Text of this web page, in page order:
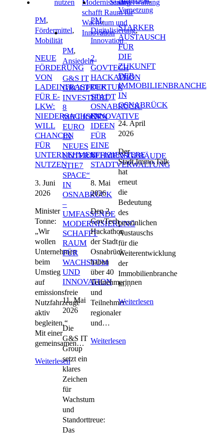
PM,
Fördermittel,
Mobilität
NEUE
FÖRDERUNG
VON
LADEINFRASTRUKTUR
FÜR E-
LKW:
NIEDERSACHSEN
WILL
CHANCEN
FÜR
UNTERNEHMEN
NUTZEN
3. Juni
2026
Minister
Tonne:
„Wir
wollen
Unternehmen
beim
Umstieg
auf
emissionsfreie
Nutzfahrzeuge
aktiv
begleiten.“
Mit einer
gemeinsamen…
Weiterlesen
PM,
Ansiedeln
G&S IT
GROUP
INVESTIERT
8
MILLIONEN
EURO
IN
NEUES
UNTERNEHMENSGEBÄUDE
„TIE7
SPACE“
IN
OSNABRÜCK
–
UMFASSENDE
MODERNISIERUNG
SCHAFFT
RAUM
FÜR
WACHSTUM
UND
INNOVATION
11. Mai
2026
Die
G&S IT
Group
setzt ein
klares
Zeichen
für
Wachstum
und
Standorttreue:
Das
PM,
Digitalisierung,
Innovation
2.
GOVTECH
HACKATHON
DER
STADT
OSNABRÜCK:
INNOVATIVE
IDEEN
FÜR
EINE
EFFIZIENTERE
STADTVERWALTUNG
8. Mai
2026
Den 2.
GovTech
Hackathon
der Stadt
Osnabrück
haben
über 40
Teilnehmerinnen
und
Teilnehmer
regionaler
und…
Weiterlesen
Vernetzung
STARKER
AUSTAUSCH
FÜR
DIE
ZUKUNFT
DER
IMMOBILIENBRANCHE
IN
OSNABRÜCK
24. April
2026
Der
Stadt.Immo.Talk
hat
erneut
die
Bedeutung
des
persönlichen
Austauschs
für die
Weiterentwicklung
der
Immobilienbranche
in…
Weiterlesen